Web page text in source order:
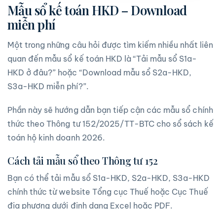
Mẫu sổ kế toán HKD – Download
miễn phí
Một trong những câu hỏi được tìm kiếm nhiều nhất liên
quan đến mẫu sổ kế toán HKD là “Tải mẫu sổ S1a-
HKD ở đâu?” hoặc “Download mẫu sổ S2a-HKD,
S3a-HKD miễn phí?”.
Phần này sẽ hướng dẫn bạn tiếp cận các mẫu sổ chính
thức theo Thông tư 152/2025/TT-BTC cho sổ sách kế
toán hộ kinh doanh 2026.
Cách tải mẫu sổ theo Thông tư 152
Bạn có thể tải mẫu sổ S1a-HKD, S2a-HKD, S3a-HKD
chính thức từ website Tổng cục Thuế hoặc Cục Thuế
địa phương dưới định dạng Excel hoặc PDF.